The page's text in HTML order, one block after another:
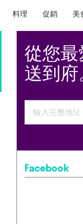
料理 促銷 美
從您最
送到府
Facebook